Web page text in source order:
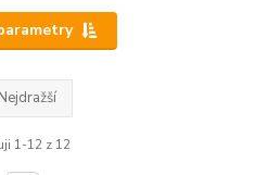
Nejdražší
1-12 z 12